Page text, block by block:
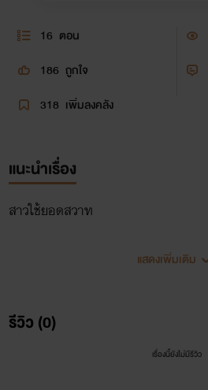
16 ตอน
186 ถูกใจ
318 เพิ่มลงคลัง
แนะนำเรื่อง
สาวใช้ยอดสวาท
แสดงเพิ่มเติม
รีวิว (0)
เรื่องนี้ยังไม่มีรีวิว